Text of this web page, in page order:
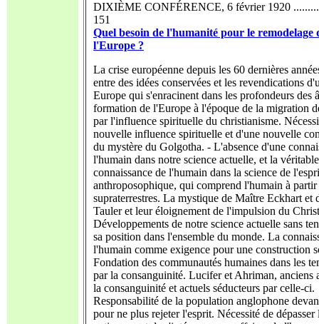
DIXIÈME CONFÉRENCE, 6 février 1920
151
Quel besoin de l'humanité pour le remodelage
l'Europe ?
La crise européenne depuis les 60 dernières
entre des idées conservées et les revendications
Europe qui s'enracinent dans les profondeurs des
formation de l'Europe à l'époque de la migration
par l'influence spirituelle du christianisme.
nouvelle influence spirituelle et d'une nouvelle
du mystère du Golgotha. - L'absence d'une
l'humain dans notre science actuelle, et la véritable
connaissance de l'humain dans la science de
anthroposophique, qui comprend l'humain à
supraterrestres. La mystique de Maître Eckhart et
Tauler et leur éloignement de l'impulsion du
Développements de notre science actuelle sans
sa position dans l'ensemble du monde. La
l'humain comme exigence pour une construction
Fondation des communautés humaines dans les
par la consanguinité. Lucifer et Ahriman, anciens
la consanguinité et actuels séducteurs par celle-ci.
Responsabilité de la population anglophone
pour ne plus rejeter l'esprit. Nécessité de dépasser